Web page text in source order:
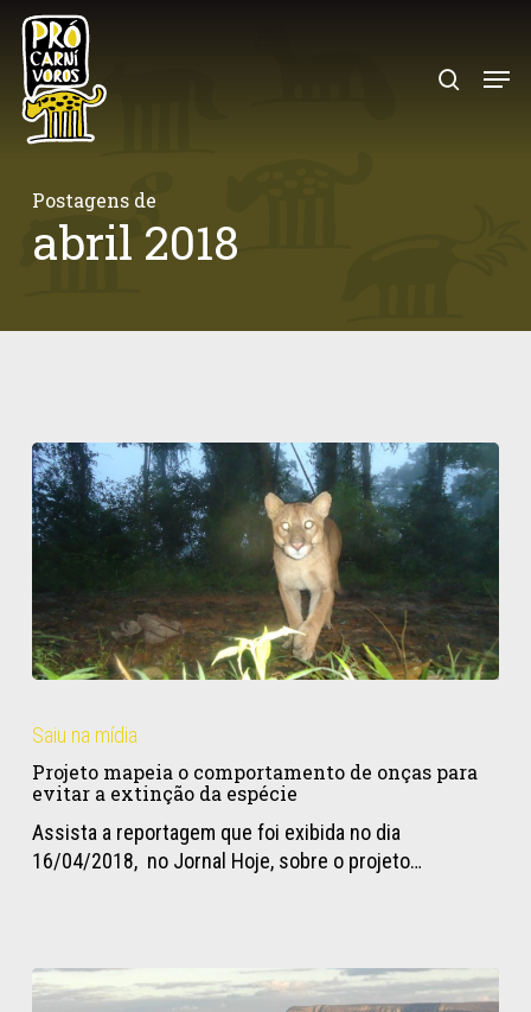
Skip
main
content
Menu
Postagens de
abril 2018
o
comportamento
de
onças
para
da
espécie
Saiu na mídia
Projeto mapeia o comportamento de onças para
evitar a extinção da espécie
Assista a reportagem que foi exibida no dia
16/04/2018, no Jornal Hoje, sobre o projeto…